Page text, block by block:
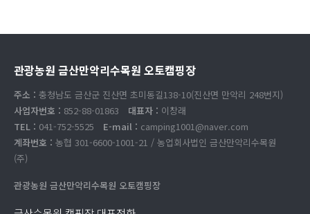
관광농원 금산만악리수목원 오토캠핑장
주소 : 충청남도 금산군 진산면 초미동길138-10(진산면 만악리 248번지)
사업자번호 : 852-88-01863 대표자 : 이창래
TEL : 041-752-5525 E-mail : camping1001@naver.com
계좌번호 : 농협 301-6600-1001-21 / 농업회사법인 금산만악리수목원
(주)
관광농원 금산만악리수목원 오토캠핑장